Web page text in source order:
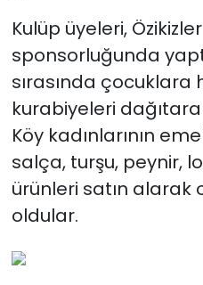
​Kulüp üyeleri,
sponsorluğunda
sırasında çocuklara
kurabiyeleri
Köy kadınlarının
salça, turşu, peynir,
ürünleri satın alarak
oldular.